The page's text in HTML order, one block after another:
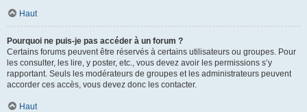
Haut
Pourquoi ne puis-je pas accéder à un forum ?
Certains forums peuvent être réservés à certains utilisateurs ou groupes. Pour
les consulter, les lire, y poster, etc., vous devez avoir les permissions s’y
rapportant. Seuls les modérateurs de groupes et les administrateurs peuvent
accorder ces accès, vous devez donc les contacter.
Haut